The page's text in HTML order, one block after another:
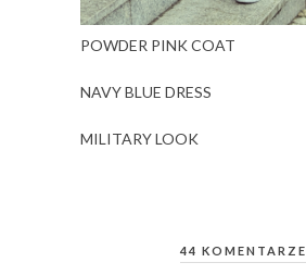
POWDER PINK COAT
NAVY BLUE DRESS
MILITARY LOOK
44 KOMENTARZE